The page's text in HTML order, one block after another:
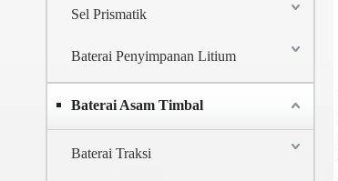
Sel Prismatik
Baterai Penyimpanan Litium
Baterai Asam Timbal
Baterai Traksi